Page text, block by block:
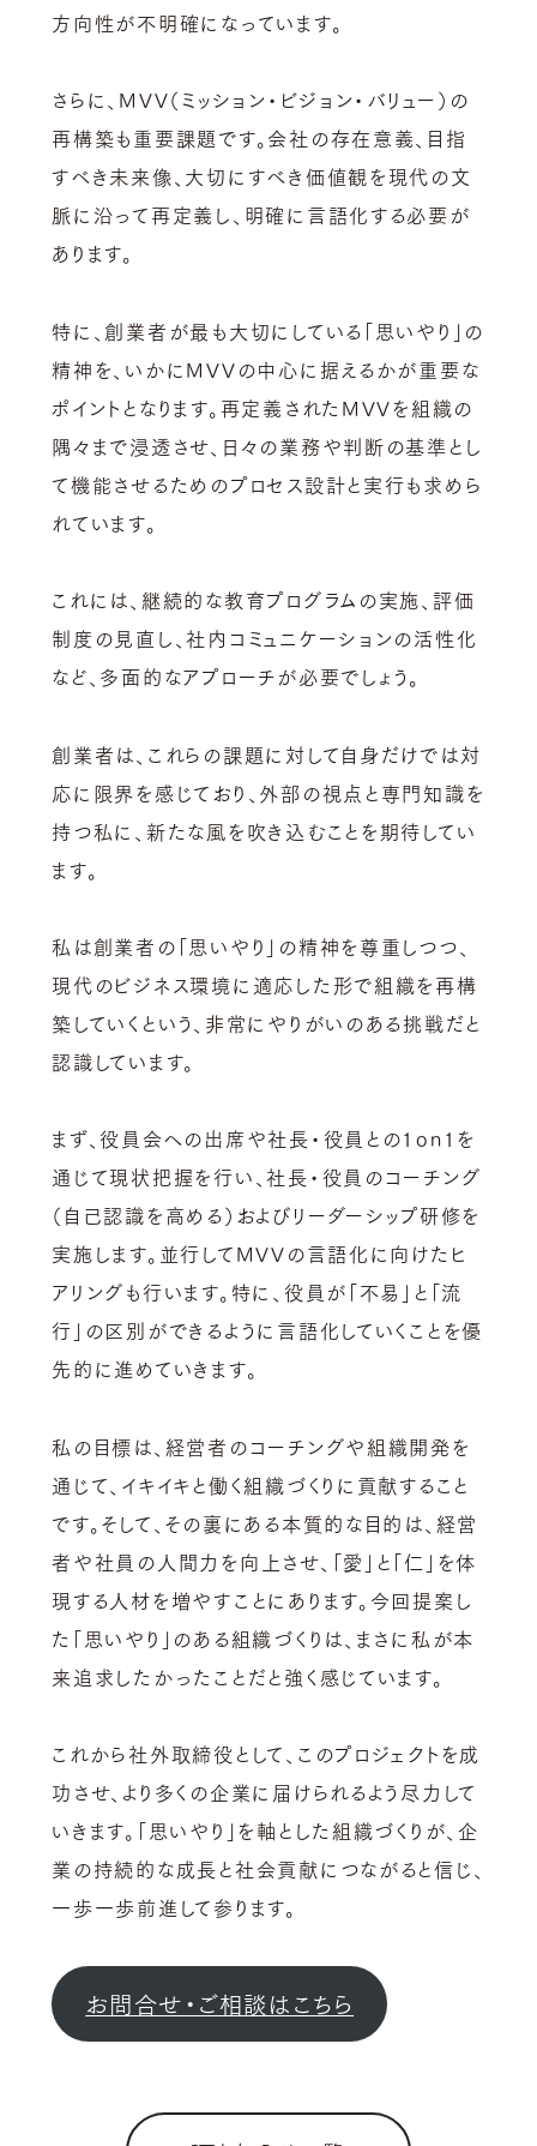
方向性が不明確になっています。
さらに、MVV（ミッション・ビジョン・バリュー）の
再構築も重要課題です。会社の存在意義、目指
すべき未来像、大切にすべき価値観を現代の文
脈に沿って再定義し、明確に言語化する必要が
あります。
特に、創業者が最も大切にしている「思いやり」の
精神を、いかにMVVの中心に据えるかが重要な
ポイントとなります。再定義されたMVVを組織の
隅々まで浸透させ、日々の業務や判断の基準とし
て機能させるためのプロセス設計と実行も求めら
れています。
これには、継続的な教育プログラムの実施、評価
制度の見直し、社内コミュニケーションの活性化
など、多面的なアプローチが必要でしょう。
創業者は、これらの課題に対して自身だけでは対
応に限界を感じており、外部の視点と専門知識を
持つ私に、新たな風を吹き込むことを期待してい
ます。
私は創業者の「思いやり」の精神を尊重しつつ、
現代のビジネス環境に適応した形で組織を再構
築していくという、非常にやりがいのある挑戦だと
認識しています。
まず、役員会への出席や社長・役員との1on1を
通じて現状把握を行い、社長・役員のコーチング
（自己認識を高める）およびリーダーシップ研修を
実施します。並行してMVVの言語化に向けたヒ
アリングも行います。特に、役員が「不易」と「流
行」の区別ができるように言語化していくことを優
先的に進めていきます。
私の目標は、経営者のコーチングや組織開発を
通じて、イキイキと働く組織づくりに貢献すること
です。そして、その裏にある本質的な目的は、経営
者や社員の人間力を向上させ、「愛」と「仁」を体
現する人材を増やすことにあります。今回提案し
た「思いやり」のある組織づくりは、まさに私が本
来追求したかったことだと強く感じています。
これから社外取締役として、このプロジェクトを成
功させ、より多くの企業に届けられるよう尽力して
いきます。「思いやり」を軸とした組織づくりが、企
業の持続的な成長と社会貢献につながると信じ、
一歩一歩前進して参ります。
お問合せ・ご相談はこちら